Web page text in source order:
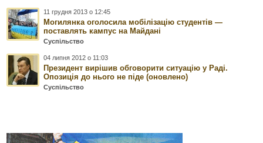
11 грудня 2013 о 12:45
Могилянка оголосила мобілізацію студентів —
поставлять кампус на Майдані
Суспільство
04 липня 2012 о 11:03
Президент вирішив обговорити ситуацію у Раді.
Опозиція до нього не піде (оновлено)
Суспільство